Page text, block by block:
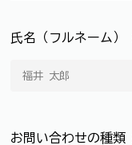
氏名（フルネーム）
お問い合わせの種類